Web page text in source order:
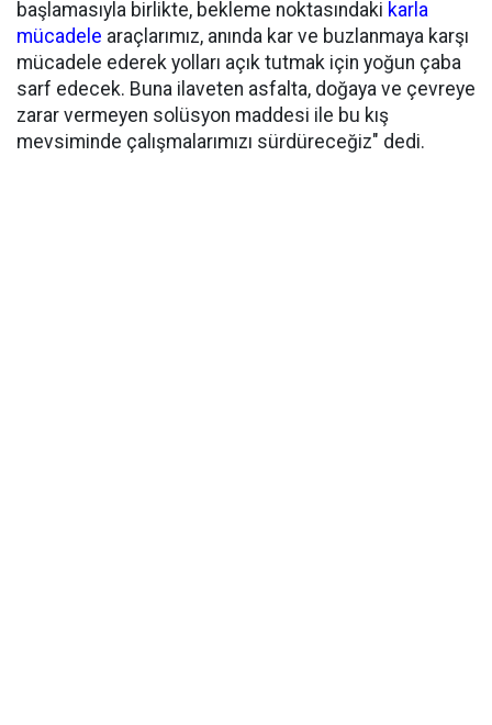
başlamasıyla birlikte, bekleme noktasındaki karla
mücadele araçlarımız, anında kar ve buzlanmaya karşı
mücadele ederek yolları açık tutmak için yoğun çaba
sarf edecek. Buna ilaveten asfalta, doğaya ve çevreye
zarar vermeyen solüsyon maddesi ile bu kış
mevsiminde çalışmalarımızı sürdüreceğiz" dedi.